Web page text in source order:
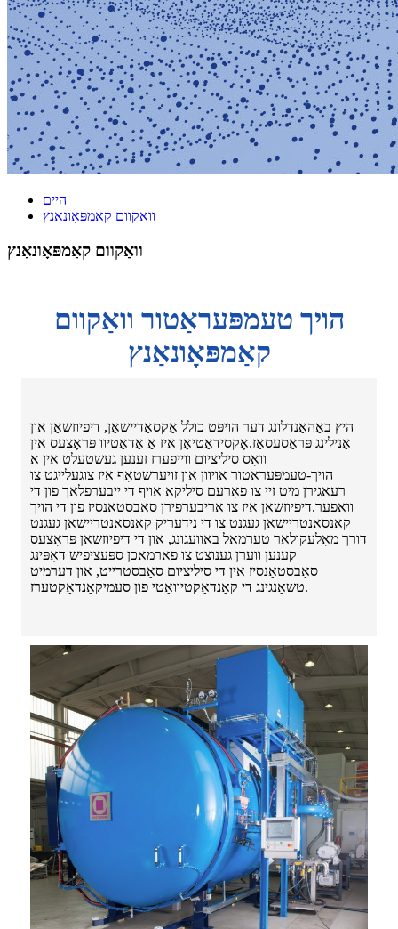
היים
וואַקוום קאַמפּאָונאַנץ
וואַקוום קאַמפּאָונאַנץ
הויך טעמפּעראַטור וואַקוום
קאַמפּאָונאַנץ
היץ באַהאַנדלונג דער הויפּט כולל אַקסאַדיישאַן, דיפיוזשאַן און
אַנילינג פּראַסעסאַז.אָקסידאַטיאָן איז אַ אַדאַטיוו פּראָצעס אין
וואָס סיליציום ווייפערז זענען געשטעלט אין אַ
הויך-טעמפּעראַטור אויוון און זויערשטאָף איז צוגעלייגט צו
רעאַגירן מיט זיי צו פאָרעם סיליקאַ אויף די ייבערפלאַך פון די
וואַפער.דיפיוזשאַן איז צו אַריבערפירן סאַבסטאַנסיז פון די הויך
קאַנסאַנטריישאַן געגנט צו די נידעריק קאַנסאַנטריישאַן געגנט
דורך מאָלעקולאַר טערמאַל באַוועגונג, און די דיפיוזשאַן פּראָצעס
קענען ווערן גענוצט צו פאַרמאַכן ספּעציפיש דאָפּינג
סאַבסטאַנסיז אין די סיליציום סאַבסטרייט, און דערמיט
טשאַנגינג די קאַנדאַקטיוואַטי פון סעמיקאַנדאַקטערז.